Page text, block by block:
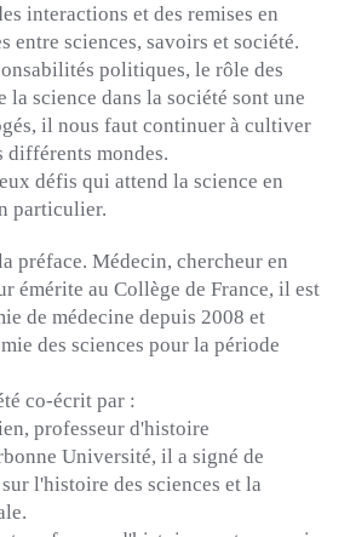
interactions et des remises en
entre sciences, savoirs et société.
politiques, le rôle des
la science dans la société sont une
il nous faut continuer à cultiver
différents mondes.
défis qui attend la science en
particulier.
préface. Médecin, chercheur en
émérite au Collège de France, il est
de médecine depuis 2008 et
des sciences pour la période
co-écrit par :
professeur d'histoire
Université, il a signé de
l'histoire des sciences et la